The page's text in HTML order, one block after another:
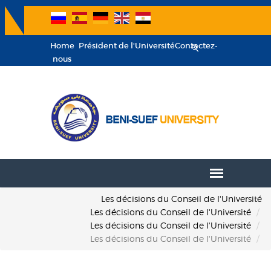
Home Président de l'UniversitéContactez-
nous
Les décisions du Conseil de l'Université
Les décisions du Conseil de l'Université
Les décisions du Conseil de l'Université
Les décisions du Conseil de l'Université